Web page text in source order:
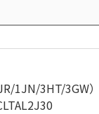
1JN/3HT/3GW